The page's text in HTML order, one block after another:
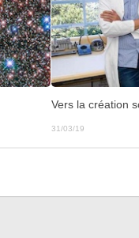
Vers la création
31/03/19